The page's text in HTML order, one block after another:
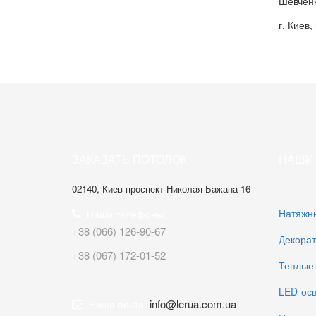
г.
02140, Киев проспект Николая Бажана 16
+38 (066) 126-90-67
+38 (067) 172-01-52
info@lerua.com.ua
LED-